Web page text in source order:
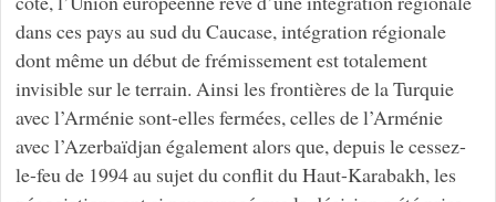
dans ces pays au sud du Caucase, intégration régionale
dont même un début de frémissement est totalement
invisible sur le terrain. Ainsi les frontières de la Turquie
avec l’Arménie sont-elles fermées, celles de l’Arménie
avec l’Azerbaïdjan également alors que, depuis le cessez-
le-feu de 1994 au sujet du conflit du Haut-Karabakh, les